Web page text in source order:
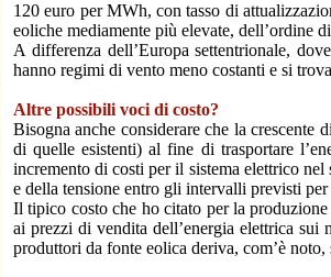
120 euro per MWh, con tasso di
eoliche mediamente più elevate, dell’ordine
A differenza dell’Europa settentrionale,
hanno regimi di vento meno costanti e si
Altre possibili voci di costo?
Bisogna anche considerare che la
di quelle esistenti) al fine di trasportare
incremento di costi per il sistema elettrico
e della tensione entro gli intervalli previsti
Il tipico costo che ho citato per la
ai prezzi di vendita dell’energia elettrica
produttori da fonte eolica deriva, com’è